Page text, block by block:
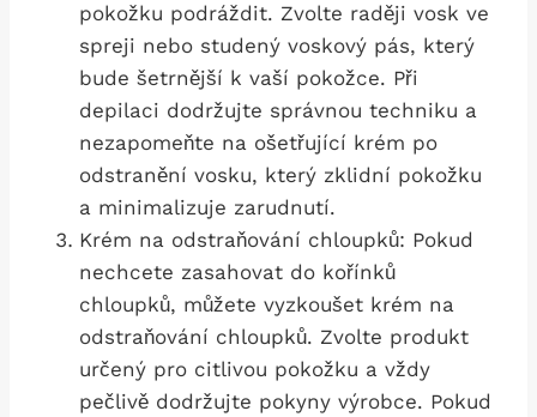
pokožku podráždit. Zvolte raději vosk ⁤ve
spreji nebo studený voskový pás, který
bude šetrnější ​k vaší pokožce. Při
depilaci dodržujte správnou techniku⁣ a
⁢nezapomeňte na ošetřující krém po
odstranění vosku, ⁢který zklidní pokožku
a minimalizuje zarudnutí.
Krém ‍na odstraňování ⁤chloupků: Pokud
nechcete zasahovat ‌do kořínků
chloupků,⁤ můžete vyzkoušet krém na
odstraňování chloupků. Zvolte produkt
určený pro citlivou pokožku a vždy
pečlivě dodržujte pokyny⁤ výrobce. Pokud